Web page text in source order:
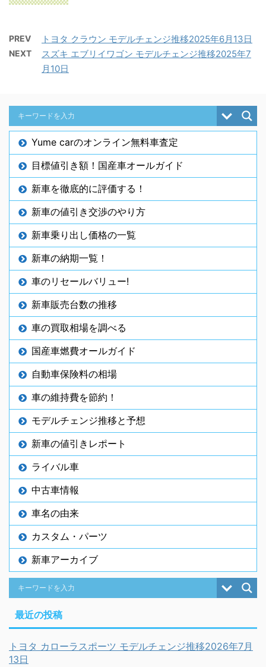
PREV トヨタ クラウン モデルチェンジ推移2025年6月13日
NEXT
スズキ エブリイワゴン モデルチェンジ推移2025年7
月10日
Yume carのオンライン無料車査定
目標値引き額！国産車オールガイド
新車を徹底的に評価する！
新車の値引き交渉のやり方
新車乗り出し価格の一覧
新車の納期一覧！
車のリセールバリュー!
新車販売台数の推移
車の買取相場を調べる
国産車燃費オールガイド
自動車保険料の相場
車の維持費を節約！
モデルチェンジ推移と予想
新車の値引きレポート
ライバル車
中古車情報
車名の由来
カスタム・パーツ
新車アーカイブ
最近の投稿
トヨタ カローラスポーツ モデルチェンジ推移2026年7月
13日